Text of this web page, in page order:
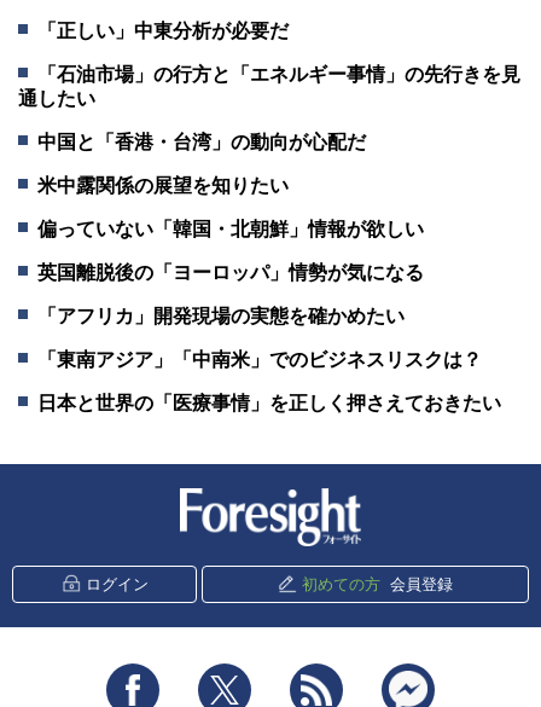
「正しい」中東分析が必要だ
「石油市場」の行方と「エネルギー事情」の先行きを見
通したい
中国と「香港・台湾」の動向が心配だ
米中露関係の展望を知りたい
偏っていない「韓国・北朝鮮」情報が欲しい
英国離脱後の「ヨーロッパ」情勢が気になる
「アフリカ」開発現場の実態を確かめたい
「東南アジア」「中南米」でのビジネスリスクは？
日本と世界の「医療事情」を正しく押さえておきたい
ログイン 初めての方 会員登録
Facebook Twitter RSS